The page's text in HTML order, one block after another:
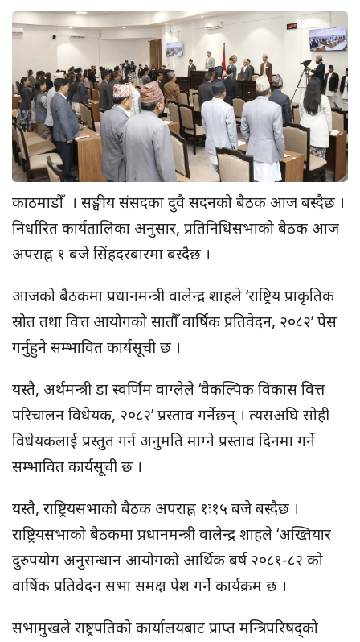
काठमाडौँ । सङ्घीय संसदका दुवै सदनको बैठक आज बस्दैछ ।
निर्धारित कार्यतालिका अनुसार, प्रतिनिधिसभाको बैठक आज
अपराह्न १ बजे सिंहदरबारमा बस्दैछ ।
आजको बैठकमा प्रधानमन्त्री वालेन्द्र शाहले ‘राष्ट्रिय प्राकृतिक
स्रोत तथा वित्त आयोगको सातौँ वार्षिक प्रतिवेदन, २०८२’ पेस
गर्नुहुने सम्भावित कार्यसूची छ ।
यस्तै, अर्थमन्त्री डा स्वर्णिम वाग्लेले ‘वैकल्पिक विकास वित्त
परिचालन विधेयक, २०८२’ प्रस्ताव गर्नेछन् । त्यसअघि सोही
विधेयकलाई प्रस्तुत गर्न अनुमति माग्ने प्रस्ताव दिनमा गर्ने
सम्भावित कार्यसूची छ ।
यस्तै, राष्ट्रियसभाको बैठक अपराह्न १ः१५ बजे बस्दैछ ।
राष्ट्रियसभाको बैठकमा प्रधानमन्त्री वालेन्द्र शाहले ‘अख्तियार
दुरुपयोग अनुसन्धान आयोगको आर्थिक बर्ष २०८१-८२ को
वार्षिक प्रतिवेदन सभा समक्ष पेश गर्ने कार्यक्रम छ ।
सभामुखले राष्ट्रपतिको कार्यालयबाट प्राप्त मन्त्रिपरिषद्को